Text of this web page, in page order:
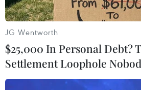
Syria
Theo dõi VietnamPlus
JG Wentworth
$25,000 In Personal Debt?
Settlement Loophole